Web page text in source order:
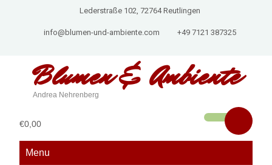
Lederstraße 102, 72764 Reutlingen
info@blumen-und-ambiente.com +49 7121 387325
Blumen &Ambiente
Andrea Nehrenberg
€0,00
Menu